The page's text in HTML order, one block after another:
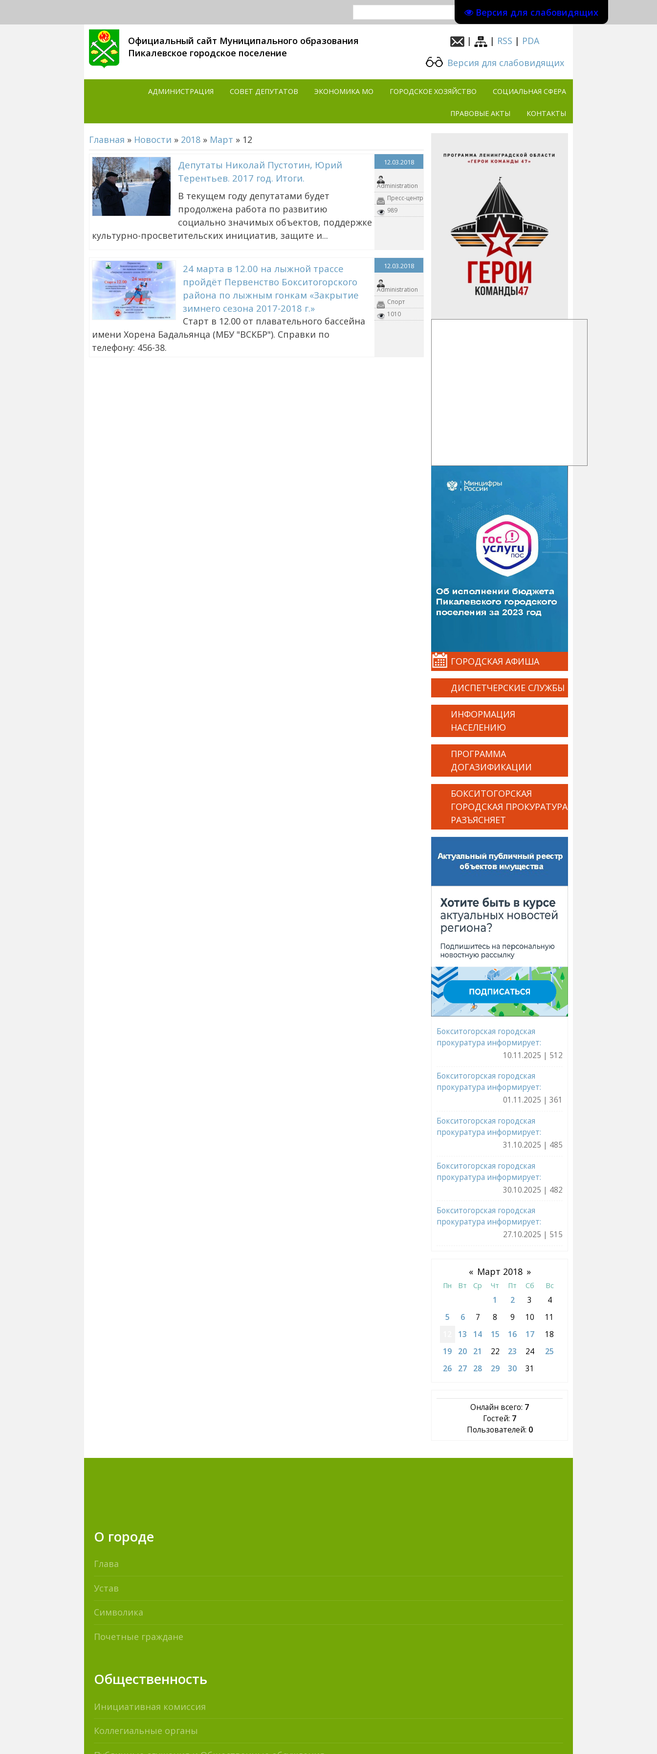
Версия для слабовидящих
Официальный сайт Муниципального образования
Пикалевское городское поселение
| | RSS | PDA
Версия для слабовидящих
АДМИНИСТРАЦИЯ СОВЕТ ДЕПУТАТОВ ЭКОНОМИКА MO ГОРОДСКОЕ ХОЗЯЙСТВО СОЦИАЛЬНАЯ СФЕРА
ПРАВОВЫЕ АКТЫ КОНТАКТЫ
Главная » Новости » 2018 » Март » 12
Депутаты Николай Пустотин, Юрий
Терентьев. 2017 год. Итоги.
В текущем году депутатами будет
продолжена работа по развитию
социально значимых объектов, поддержке
культурно-просветительских инициатив, защите и...
12.03.2018
Administration
Пресс-центр
989
24 марта в 12.00 на лыжной трассе
пройдёт Первенство Бокситогорского
района по лыжным гонкам «Закрытие
зимнего сезона 2017-2018 г.»
Старт в 12.00 от плавательного бассейна
имени Хорена Бадальянца (МБУ "ВСКБР"). Справки по
телефону: 456-38.
12.03.2018
Administration
Спорт
1010
ГОРОДСКАЯ АФИША
ДИСПЕТЧЕРСКИЕ СЛУЖБЫ
ИНФОРМАЦИЯ
НАСЕЛЕНИЮ
ПРОГРАММА
ДОГАЗИФИКАЦИИ
БОКСИТОГОРСКАЯ
ГОРОДСКАЯ ПРОКУРАТУРА
РАЗЪЯСНЯЕТ
Бокситогорская городская
прокуратура информирует:
10.11.2025 | 512
Бокситогорская городская
прокуратура информирует:
01.11.2025 | 361
Бокситогорская городская
прокуратура информирует:
31.10.2025 | 485
Бокситогорская городская
прокуратура информирует:
30.10.2025 | 482
Бокситогорская городская
прокуратура информирует:
27.10.2025 | 515
« Март 2018 »
Пн Вт Ср Чт Пт Сб Вс
1 2 3
4
5
6 7 8 9 10
11
13 14 15 16 17
18
19
20 21 22 23 24
25
26
27 28 29 30 31
Онлайн всего: 7
Гостей: 7
Пользователей: 0
О городе
Глава
Устав
Символика
Почетные граждане
Общественность
Инициативная комиссия
Коллегиальные органы